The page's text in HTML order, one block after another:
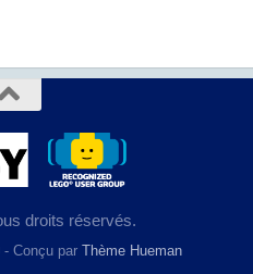
droits réservés.
- Conçu par Thème Hueman